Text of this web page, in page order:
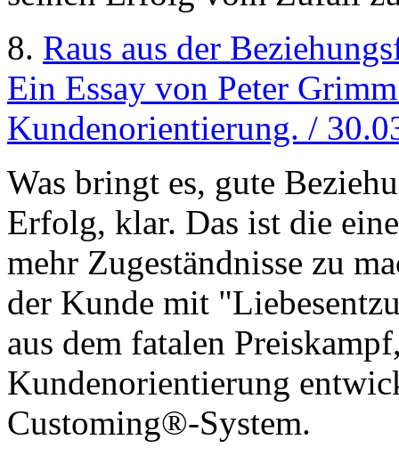
8. Raus aus der
Ein Essay von Peter
Kundenorientierung. /
Was bringt es, gute
Erfolg, klar. Das ist die
mehr Zugeständnisse zu
der Kunde mit
aus dem fatalen
Kundenorientierung
Customing®-System.